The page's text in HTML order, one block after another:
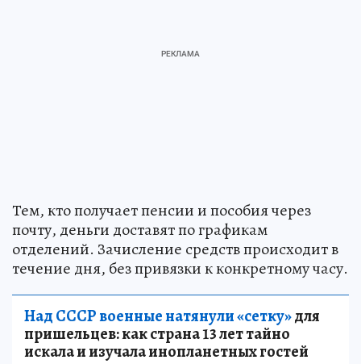
Тем, кто получает пенсии и пособия через
почту, деньги доставят по графикам
отделений. Зачисление средств происходит в
течение дня, без привязки к конкретному часу.
Над СССР военные натянули «сетку»для
пришельцев: как страна 13 лет тайно
искала и изучала инопланетных гостей